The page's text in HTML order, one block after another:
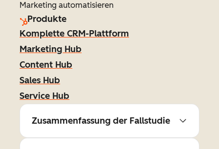
Marketing automatisieren
Produkte
Komplette CRM-Plattform
Marketing Hub
Content Hub
Sales Hub
Service Hub
Zusammenfassung der Fallstudie